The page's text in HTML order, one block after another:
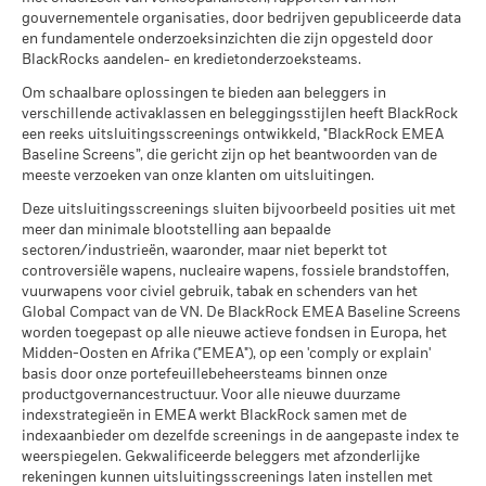
verleden.In het verleden behaalde resultaten vormen geen
betrouwbare indicator voor toekomstige resultaten. Markten
kunnen zich in de toekomst heel anders ontwikkelen. Het kan
werd beheerd
De prestaties worden weergegeven op basis van de netto-
inventariswaarde (NIW), waarbij de bruto-inkomsten, indien
van toepassing, worden herbelegd. Het rendement van uw
valutaschommelingen als uw belegging wordt gedaan in een
andere valuta dan die gebruikt in de berekening van de
prestaties in het verleden. Bron: Blackrock
Fundamental Euro Fixed Income team, and a co-manager
of the BSF Fixed Income Strategies Fund.
Read More
Gemiddeld rendement per jaar
Ongunstig
Wat u kunt terugkrijgen na aftrek van
Gemiddeld rendement per jaar
Gematigd
Wat u kunt terugkrijgen na aftrek van
Gemiddeld rendement per jaar
Gunstig
Wat u kunt terugkrijgen na aftrek van
Het stressscenario laat zien wat u zou kunnen terugkrijgen in
extreme marktomstandigheden.
MSCI ESG-kwaliteitsscore (0-
10)
7,34
Wereldwijde classificatie van
fondsen door Lipper
per 17/jul/2026
Bond EUR Short Term
MSCI Gewogen Gemiddelde
Koolstofintensiteit (ton CO2-
per 17/jul/2026
103,15
MSCI ESG % Dekking
per 17/jul/2026
MSCI ESG-kwaliteitsscore –
Percentiel peer
per 17/jul/2026
Fondsen in peergroup
per 17/jul/2026
MSCI Gewogen Gemiddelde
Koolstofintensiteit % Dekking
60,66
MSCI – Vuurwapens voor
civiel gebruik
per 30/jun/2026
per 30/jun/2026
MSCI – Overtreders van
Global Compact van de VN
per 30/jun/2026
0,00%
MSCI – Ketelkool
per 30/jun/2026
0,00%
MSCI – Oliezand
per 30/jun/2026
Betrokkenheid van
bedrijfsleven Dekking
per 30/jun/2026
Percentage niet-gedekt
Fonds
per 30/jun/2026
55,83%
gouvernementele organisaties, door bedrijven gepubliceerde data
en fundamentele onderzoeksinzichten die zijn opgesteld door
BlackRocks aandelen- en kredietonderzoeksteams.
Om schaalbare oplossingen te bieden aan beleggers in
verschillende activaklassen en beleggingsstijlen heeft BlackRock
een reeks uitsluitingsscreenings ontwikkeld, "BlackRock EMEA
Baseline Screens”, die gericht zijn op het beantwoorden van de
meeste verzoeken van onze klanten om uitsluitingen.
Deze uitsluitingsscreenings sluiten bijvoorbeeld posities uit met
meer dan minimale blootstelling aan bepaalde
sectoren/industrieën, waaronder, maar niet beperkt tot
controversiële wapens, nucleaire wapens, fossiele brandstoffen,
vuurwapens voor civiel gebruik, tabak en schenders van het
Global Compact van de VN. De BlackRock EMEA Baseline Screens
worden toegepast op alle nieuwe actieve fondsen in Europa, het
Midden-Oosten en Afrika ("EMEA"), op een 'comply or explain'
basis door onze portefeuillebeheersteams binnen onze
productgovernancestructuur. Voor alle nieuwe duurzame
indexstrategieën in EMEA werkt BlackRock samen met de
indexaanbieder om dezelfde screenings in de aangepaste index te
weerspiegelen. Gekwalificeerde beleggers met afzonderlijke
rekeningen kunnen uitsluitingsscreenings laten instellen met